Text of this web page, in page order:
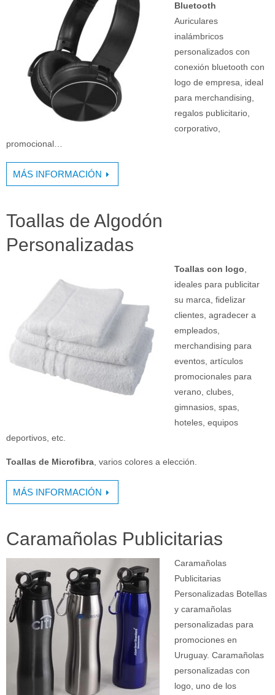
Bluetooth
Auriculares
inalámbricos
personalizados con
conexión bluetooth con
logo de empresa, ideal
para merchandising,
regalos publicitario,
corporativo,
promocional…
MÁS INFORMACIÓN
Toallas de Algodón
Personalizadas
Toallas con logo
ideales para publicitar
su marca, fidelizar
clientes, agradecer a
empleados,
merchandising para
eventos, artículos
promocionales para
verano, clubes,
gimnasios, spas,
hoteles, equipos
deportivos, etc.
Toallas de Microfibra , varios colores a elección.
MÁS INFORMACIÓN
Caramañolas Publicitarias
Caramañolas
Publicitarias
Personalizadas Botellas
y caramañolas
personalizadas para
promociones en
Uruguay. Caramañolas
personalizadas con
logo, uno de los